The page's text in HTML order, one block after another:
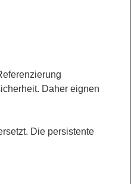
Daher eignen
Die persistente